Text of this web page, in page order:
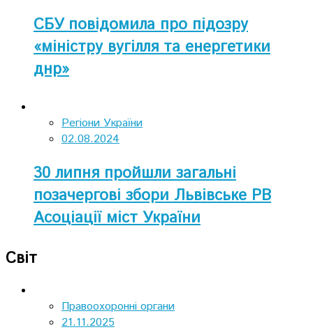
СБУ повідомила про підозру
«міністру вугілля та енергетики
днр»
Регіони України
02.08.2024
30 липня пройшли загальні
позачергові збори Львівське РВ
Асоціації міст України
Світ
Правоохоронні органи
21.11.2025